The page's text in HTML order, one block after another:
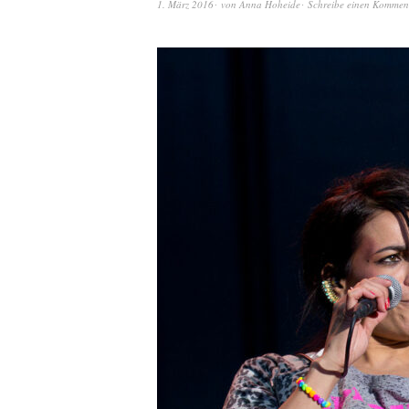
1. März 2016 von Anna Hoheide Schreibe einen